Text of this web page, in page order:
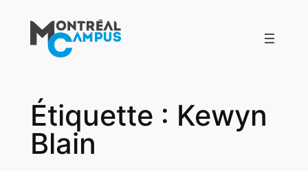
contenu
Étiquette : Kewyn
Blain